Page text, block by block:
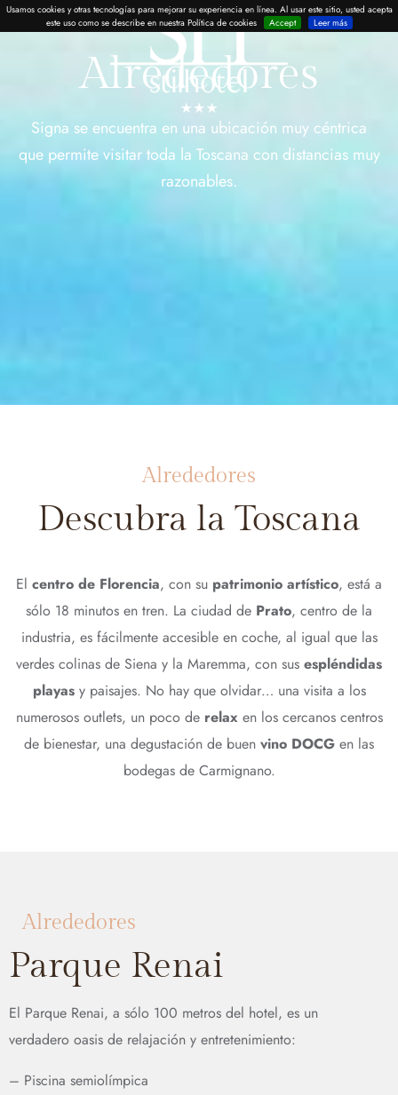
Usamos cookies y otras tecnologías para mejorar su experiencia en línea. Al usar este sitio, usted acepta
este uso como se describe en nuestra Política de cookies
Accept Leer más
Alrededores
Signa se encuentra en una ubicación muy céntrica
que permite visitar toda la Toscana con distancias muy
razonables.
Alrededores
Descubra la Toscana
El centro de Florencia, con su patrimonio artístico, está a
sólo 18 minutos en tren. La ciudad de Prato, centro de la
industria, es fácilmente accesible en coche, al igual que las
verdes colinas de Siena y la Maremma, con sus espléndidas
playasy paisajes. No hay que olvidar… una visita a los
numerosos outlets, un poco de relaxen los cercanos centros
de bienestar, una degustación de buen vino DOCG en las
bodegas de Carmignano.
Alrededores
Parque Renai
El Parque Renai, a sólo 100 metros del hotel, es un
verdadero oasis de relajación y entretenimiento:
– Piscina semiolímpica